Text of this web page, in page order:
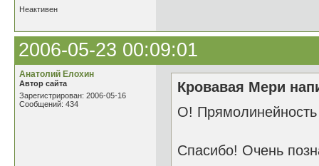
Неактивен
2006-05-23 00:09:01
Анатолий Елохин
Автор сайта
Зарегистрирован: 2006-05-16
Сообщений: 434
Кровавая Мери
О! Прямолинейность
Спасибо! Очень